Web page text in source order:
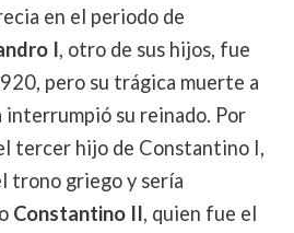
en el periodo de
I, otro de sus hijos, fue
pero su trágica muerte a
interrumpió su reinado. Por
tercer hijo de Constantino I,
trono griego y sería
Constantino II, quien fue el